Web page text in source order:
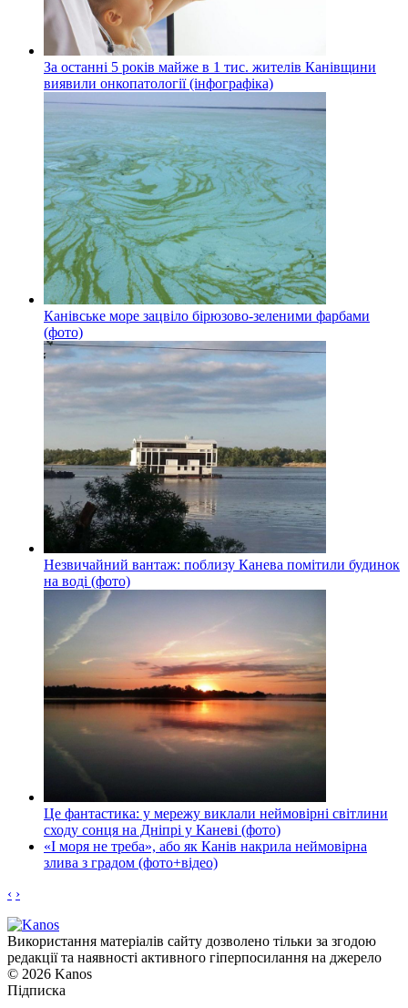
За останні 5 років майже в 1 тис. жителів Канівщини
виявили онкопатології (інфографіка)
Канівське море зацвіло бірюзово-зеленими фарбами
(фото)
Незвичайний вантаж: поблизу Канева помітили будинок
на воді (фото)
Це фантастика: у мережу виклали неймовірні світлини
сходу сонця на Дніпрі у Каневі (фото)
«І моря не треба», або як Канів накрила неймовірна
злива з градом (фото+відео)
‹ ›
Використання матеріалів сайту дозволено тільки за згодою
редакції та наявності активного гіперпосилання на джерело
© 2026 Kanos
Підписка